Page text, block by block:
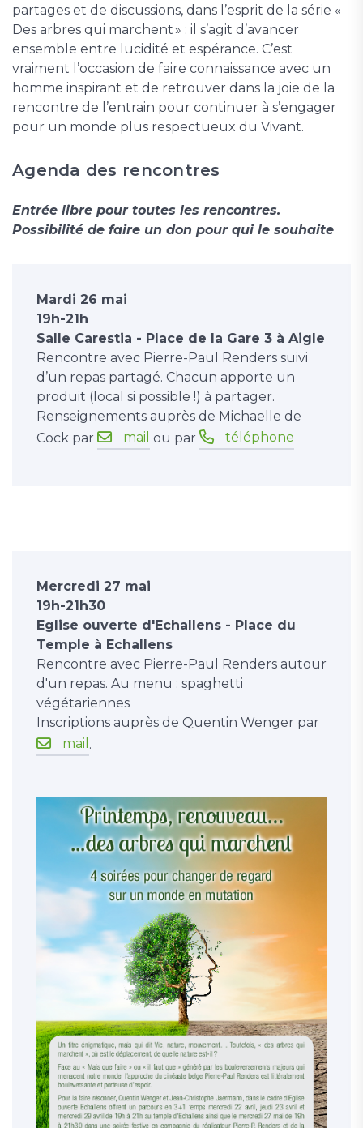
partages et de discussions, dans l’esprit de la série «
Des arbres qui marchent » : il s’agit d’avancer
ensemble entre lucidité et espérance. C’est
vraiment l’occasion de faire connaissance avec un
homme inspirant et de retrouver dans la joie de la
rencontre de l’entrain pour continuer à s’engager
pour un monde plus respectueux du Vivant.
Agenda des rencontres
Entrée libre pour toutes les rencontres.
Possibilité de faire un don pour qui le souhaite
Mardi 26 mai
19h-21h
Salle Carestia - Place de la Gare 3 à Aigle
Rencontre avec Pierre-Paul Renders suivi
d’un repas partagé. Chacun apporte un
produit (local si possible !) à partager.
Renseignements auprès de Michaelle de
Cock par
mail ou par téléphone
Mercredi 27 mai
19h-21h30
Eglise ouverte d'Echallens - Place du
Temple à Echallens
Rencontre avec Pierre-Paul Renders autour
d'un repas. Au menu : spaghetti
végétariennes
Inscriptions auprès de Quentin Wenger par
mail .